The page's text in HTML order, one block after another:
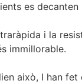
es decanten
i la
immillorable.
això, I han fet